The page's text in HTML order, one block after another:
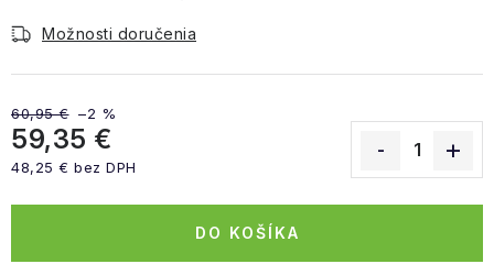
Možnosti doručenia
60,95 € –2 %
59,35 €
48,25 € bez DPH
DO KOŠÍKA